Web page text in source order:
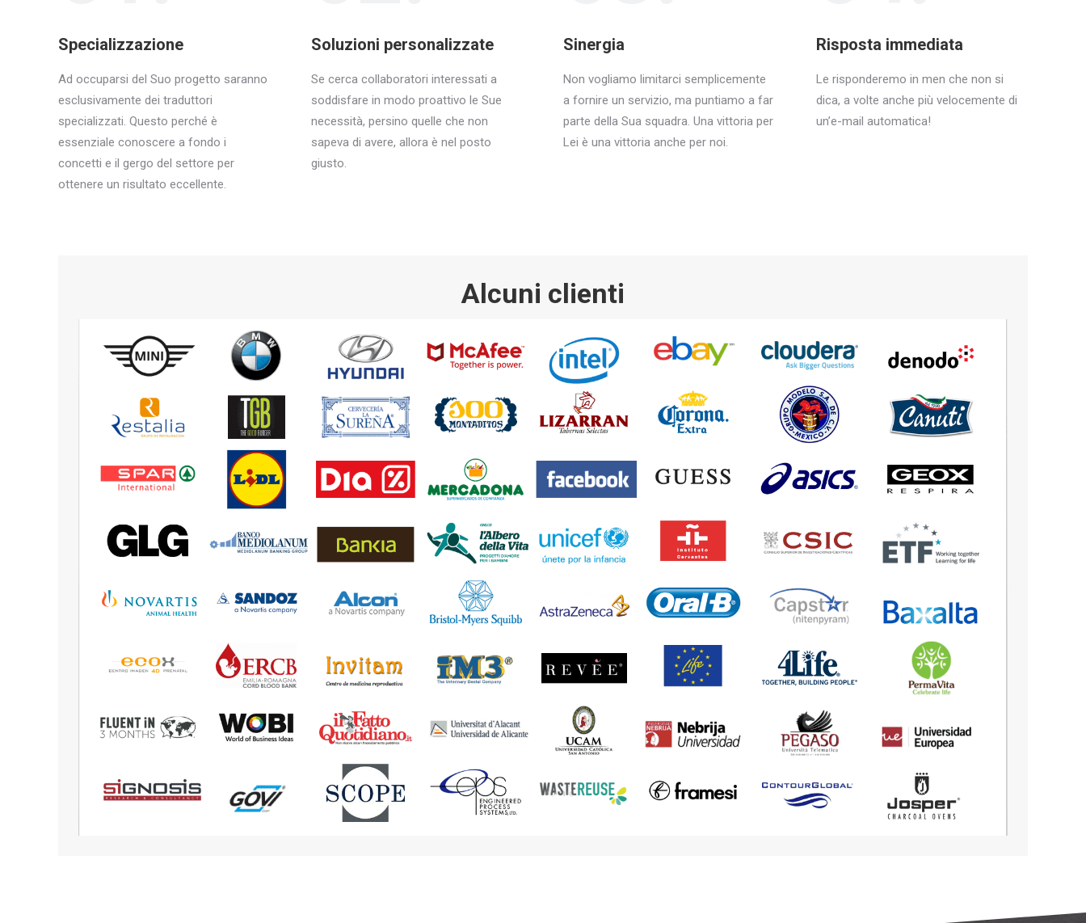
Specializzazione
Ad occuparsi del Suo progetto saranno
esclusivamente dei traduttori
specializzati. Questo perché è
essenziale conoscere a fondo i
concetti e il gergo del settore per
ottenere un risultato eccellente.
Soluzioni personalizzate
Se cerca collaboratori interessati a
soddisfare in modo proattivo le Sue
necessità, persino quelle che non
sapeva di avere, allora è nel posto
giusto.
Sinergia
Non vogliamo limitarci semplicemente
a fornire un servizio, ma puntiamo a far
parte della Sua squadra. Una vittoria per
Lei è una vittoria anche per noi.
Risposta immediata
Le risponderemo in men che non si
dica, a volte anche più velocemente di
un’e-mail automatica!
Alcuni clienti